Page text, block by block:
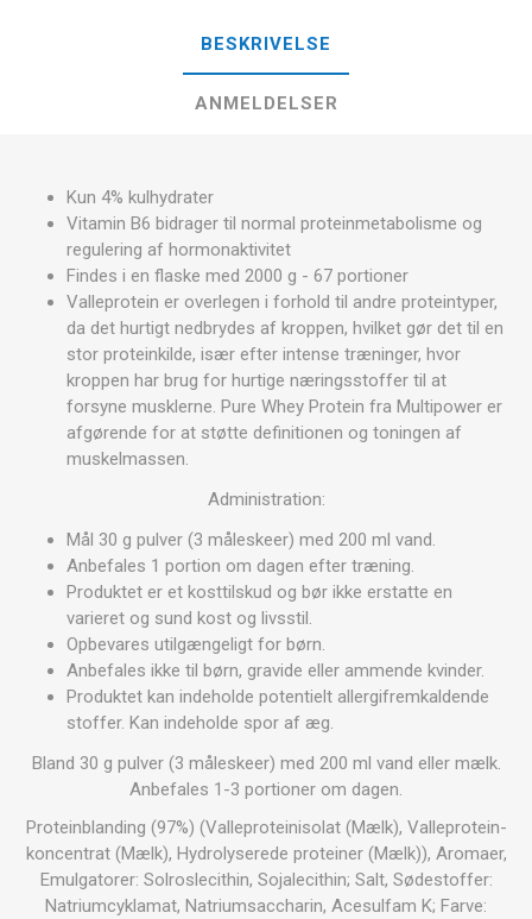
BESKRIVELSE
ANMELDELSER
Kun 4% kulhydrater
Vitamin B6 bidrager til normal proteinmetabolisme og
regulering af hormonaktivitet
Findes i en flaske med 2000 g - 67 portioner
Valleprotein er overlegen i forhold til andre proteintyper,
da det hurtigt nedbrydes af kroppen, hvilket gør det til en
stor proteinkilde, især efter intense træninger, hvor
kroppen har brug for hurtige næringsstoffer til at
forsyne musklerne. Pure Whey Protein fra Multipower er
afgørende for at støtte definitionen og toningen af
muskelmassen.
Administration:
Mål 30 g pulver (3 måleskeer) med 200 ml vand.
Anbefales 1 portion om dagen efter træning.
Produktet er et kosttilskud og bør ikke erstatte en
varieret og sund kost og livsstil.
Opbevares utilgængeligt for børn.
Anbefales ikke til børn, gravide eller ammende kvinder.
Produktet kan indeholde potentielt allergifremkaldende
stoffer. Kan indeholde spor af æg.
Bland 30 g pulver (3 måleskeer) med 200 ml vand eller mælk.
Anbefales 1-3 portioner om dagen.
Proteinblanding (97%) (Valleproteinisolat (Mælk), Valleprotein-
koncentrat (Mælk), Hydrolyserede proteiner (Mælk)), Aromaer,
Emulgatorer: Solroslecithin, Sojalecithin; Salt, Sødestoffer:
Natriumcyklamat, Natriumsaccharin, Acesulfam K; Farve: